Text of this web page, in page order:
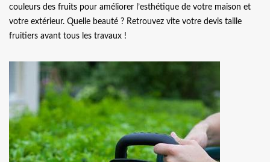
couleurs des fruits pour améliorer l’esthétique de votre maison et
votre extérieur. Quelle beauté ? Retrouvez vite votre devis taille
fruitiers avant tous les travaux !